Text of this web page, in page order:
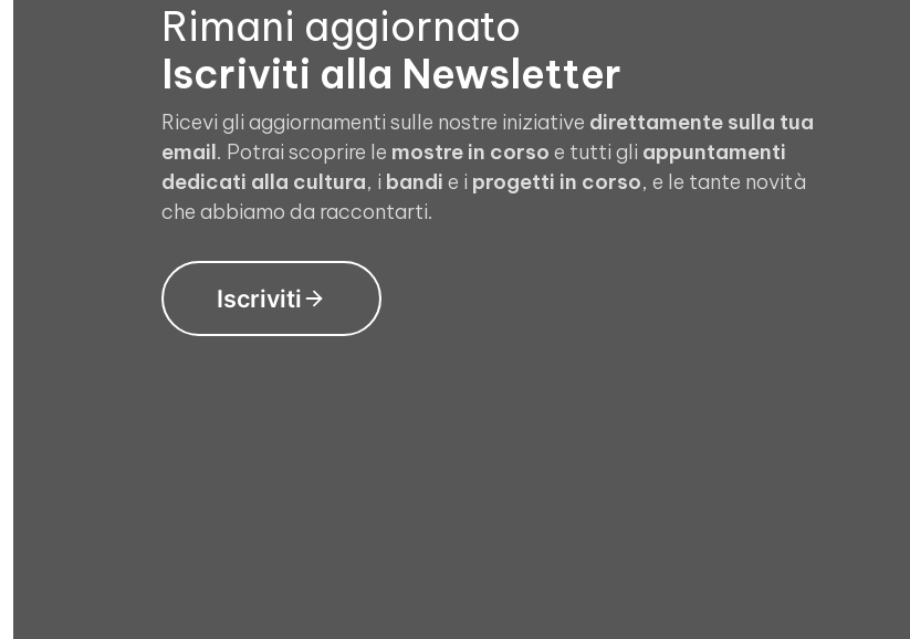
Rimani aggiornato
Iscriviti alla Newsletter
Ricevi gli aggiornamenti sulle nostre iniziative direttamente sulla tua
email. Potrai scoprire le mostre in corso e tutti gli appuntamenti
dedicati alla cultura, i bandi e i progetti in corso, e le tante novità
che abbiamo da raccontarti.
Iscriviti